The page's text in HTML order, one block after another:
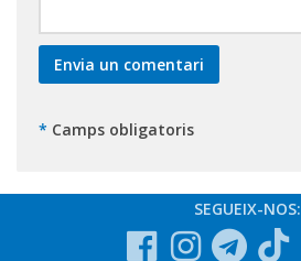
* Camps obligatoris
SEGUEIX-NOS: